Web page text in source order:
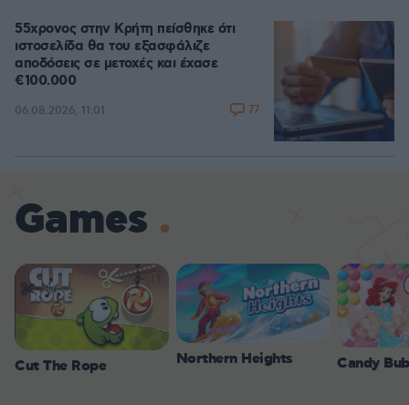
55χρονος στην Κρήτη πείσθηκε ότι
ιστοσελίδα θα του εξασφάλιζε
αποδόσεις σε μετοχές και έχασε
€100.000
06.08.2026, 11:01 77
Games
Cut The Rope Northern Heights Candy